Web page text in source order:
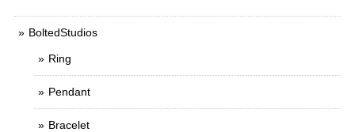
BoltedStudios
Ring
Pendant
Bracelet